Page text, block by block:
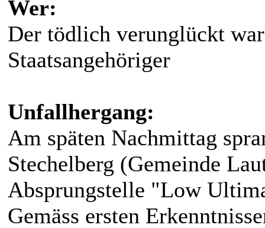
Wer:
Der tödlich verunglückt
Staatsangehöriger
Unfallhergang:
Am späten Nachmittag
Stechelberg (Gemeinde
Absprungstelle "Low
Gemäss ersten